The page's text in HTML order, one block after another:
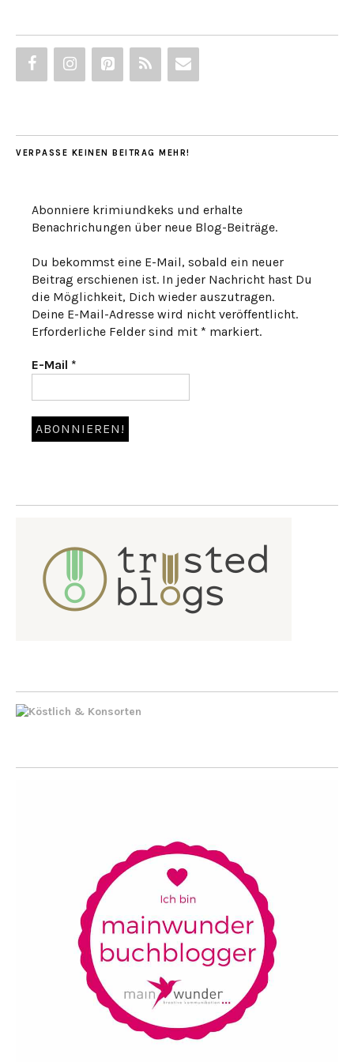
VERPASSE KEINEN BEITRAG MEHR!
Abonniere krimiundkeks und erhalte
Benachrichungen über neue Blog-Beiträge.
Du bekommst eine E-Mail, sobald ein neuer
Beitrag erschienen ist. In jeder Nachricht hast Du
die Möglichkeit, Dich wieder auszutragen.
Deine E-Mail-Adresse wird nicht veröffentlicht.
Erforderliche Felder sind mit * markiert.
E-Mail *